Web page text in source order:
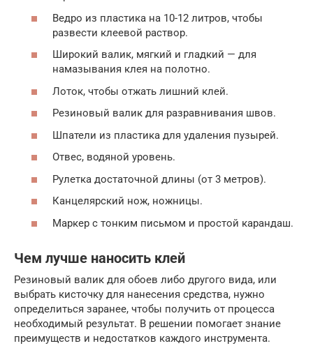
Ведро из пластика на 10-12 литров, чтобы
развести клеевой раствор.
Широкий валик, мягкий и гладкий — для
намазывания клея на полотно.
Лоток, чтобы отжать лишний клей.
Резиновый валик для разравнивания швов.
Шпатели из пластика для удаления пузырей.
Отвес, водяной уровень.
Рулетка достаточной длины (от 3 метров).
Канцелярский нож, ножницы.
Маркер с тонким письмом и простой карандаш.
Чем лучше наносить клей
Резиновый валик для обоев либо другого вида, или
выбрать кисточку для нанесения средства, нужно
определиться заранее, чтобы получить от процесса
необходимый результат. В решении помогает знание
преимуществ и недостатков каждого инструмента.